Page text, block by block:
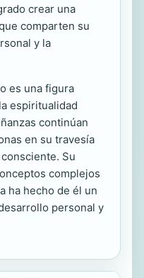
crear una
comparten su
y la
es una figura
espiritualidad
continúan
en su travesía
Su
complejos
ha hecho de él un
personal y